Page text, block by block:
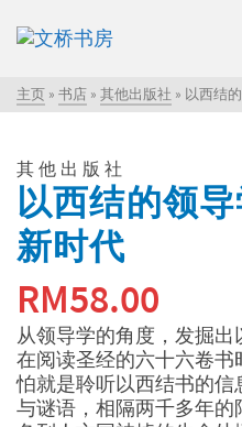
主页 » 书店 » 其他出版社 » 以西结
其他出版社
以西结的领
新时代
RM58.00
从领导学的角度，发掘出
在阅读圣经的六十六卷
怕就是聆听以西结书的
与谜语，相隔两千多年